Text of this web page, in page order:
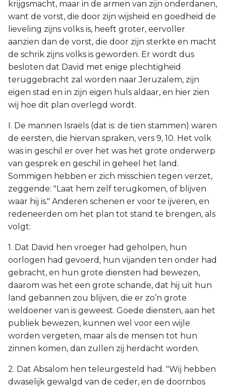
krijgsmacht, maar in de armen van zijn onderdanen,
want de vorst, die door zijn wijsheid en goedheid de
lieveling zijns volks is, heeft groter, eervoller
aanzien dan de vorst, die door zijn sterkte en macht
de schrik zijns volks is geworden. Er wordt dus
besloten dat David met enige plechtigheid
teruggebracht zal worden naar Jeruzalem, zijn
eigen stad en in zijn eigen huls aldaar, en hier zien
wij hoe dit plan overlegd wordt.
I. De mannen Israëls (dat is: de tien stammen) waren
de eersten, die hiervan spraken, vers 9, 10. Het volk
was in geschil er over het was het grote onderwerp
van gesprek en geschil in geheel het land.
Sommigen hebben er zich misschien tegen verzet,
zeggende: "Laat hem zelf terugkomen, of blijven
waar hij is." Anderen schenen er voor te ijveren, en
redeneerden om het plan tot stand te brengen, als
volgt:
1. Dat David hen vroeger had geholpen, hun
oorlogen had gevoerd, hun vijanden ten onder had
gebracht, en hun grote diensten had bewezen,
daarom was het een grote schande, dat hij uit hun
land gebannen zou blijven, die er zo’n grote
weldoener van is geweest. Goede diensten, aan het
publiek bewezen, kunnen wel voor een wijle
worden vergeten, maar als de mensen tot hun
zinnen komen, dan zullen zij herdacht worden.
2. Dat Absalom hen teleurgesteld had. "Wij hebben
dwaselijk gewalgd van de ceder, en de doornbos